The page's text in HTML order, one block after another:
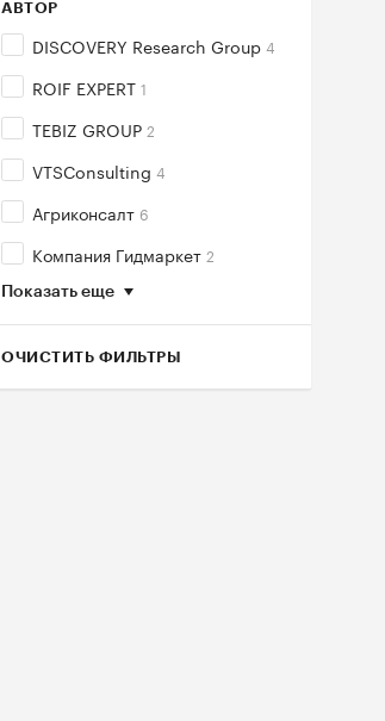
АВТОР
DISCOVERY Research Group 4
ROIF EXPERT 1
TEBIZ GROUP 2
VTSConsulting 4
Агриконсалт 6
Компания Гидмаркет 2
Показать еще
ОЧИСТИТЬ ФИЛЬТРЫ